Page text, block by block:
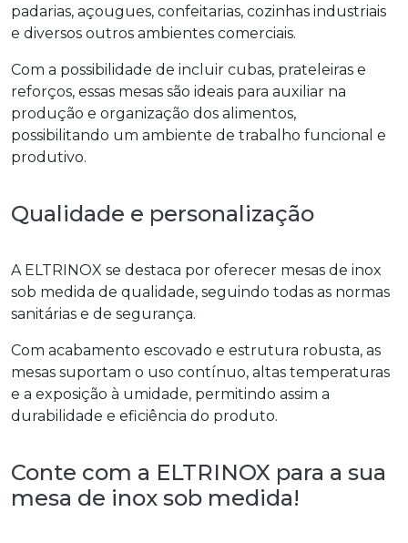
padarias, açougues, confeitarias, cozinhas industriais
e diversos outros ambientes comerciais.
Com a possibilidade de incluir cubas, prateleiras e
reforços, essas mesas são ideais para auxiliar na
produção e organização dos alimentos,
possibilitando um ambiente de trabalho funcional e
produtivo.
Qualidade e personalização
A ELTRINOX se destaca por oferecer mesas de inox
sob medida de qualidade, seguindo todas as normas
sanitárias e de segurança.
Com acabamento escovado e estrutura robusta, as
mesas suportam o uso contínuo, altas temperaturas
e a exposição à umidade, permitindo assim a
durabilidade e eficiência do produto.
Conte com a ELTRINOX para a sua
mesa de inox sob medida!